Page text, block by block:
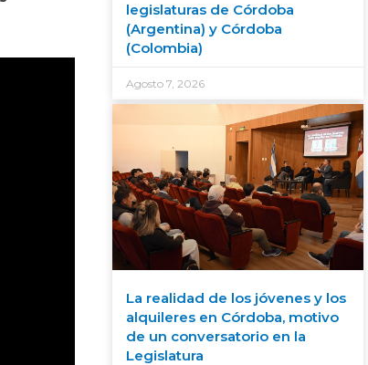
legislaturas de Córdoba
(Argentina) y Córdoba
(Colombia)
Agosto 7, 2026
La realidad de los jóvenes y los
alquileres en Córdoba, motivo
de un conversatorio en la
Legislatura